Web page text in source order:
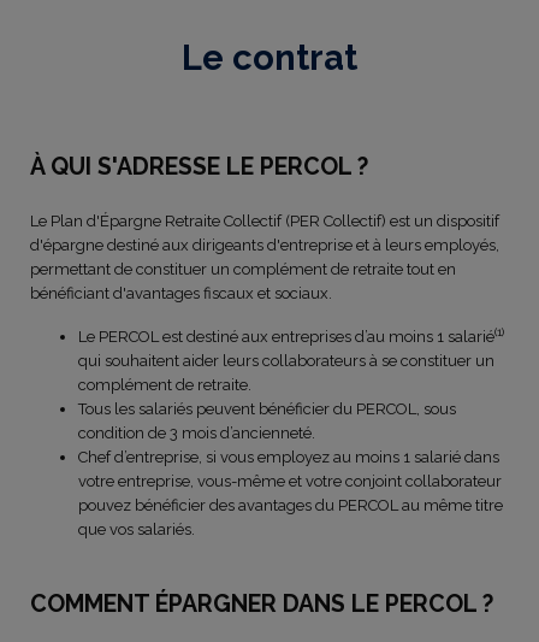
Le contrat
À QUI S'ADRESSE LE PERCOL ?
Le Plan d'Épargne Retraite Collectif (PER Collectif) est un dispositif
d'épargne destiné aux dirigeants d'entreprise et à leurs employés,
permettant de constituer un complément de retraite tout en
bénéficiant d'avantages fiscaux et sociaux.
Le PERCOL est destiné aux entreprises d’au moins 1 salarié(1)
qui souhaitent aider leurs collaborateurs à se constituer un
complément de retraite.
Tous les salariés peuvent bénéficier du PERCOL, sous
condition de 3 mois d’ancienneté.
Chef d’entreprise, si vous employez au moins 1 salarié dans
votre entreprise, vous-même et votre conjoint collaborateur
pouvez bénéficier des avantages du PERCOL au même titre
que vos salariés.
COMMENT ÉPARGNER DANS LE PERCOL ?